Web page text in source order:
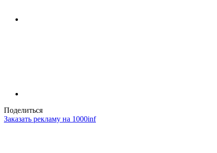
Поделиться
Заказать рекламу на 1000inf